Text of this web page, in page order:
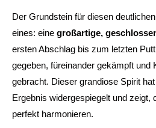
Der Grundstein für diesen
eines: eine großartige,
ersten Abschlag bis zum letzten
gegeben, füreinander gekämpft und
gebracht. Dieser grandiose Spirit
Ergebnis widergespiegelt und zeigt,
perfekt harmonieren.